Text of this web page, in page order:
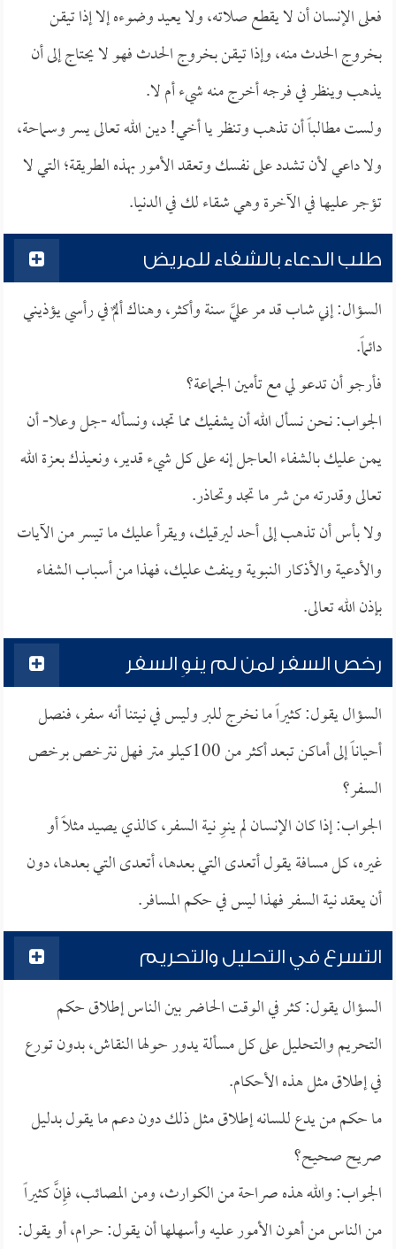
فعلى الإنسان أن لا يقطع صلاته، ولا يعيد وضوءه إلا إذا تيقن
بخروج الحدث منه، وإذا تيقن بخروج الحدث فهو لا يحتاج إلى أن
يذهب وينظر في فرجه أخرج منه شيء أم لا.
ولست مطالباً أن تذهب وتنظر يا أخي! دين الله تعالى يسر وسماحة،
ولا داعي لأن تشدد على نفسك وتعقد الأمور بهذه الطريقة؛ التي لا
تؤجر عليها في الآخرة وهي شقاء لك في الدنيا.
طلب الدعاء بالشفاء للمريض
السؤال: إني شاب قد مر عليَّ سنة وأكثر، وهناك ألمٌ في رأسي يؤذيني
دائماً.
فأرجو أن تدعو لي مع تأمين الجماعة؟
الجواب: نحن نسأل الله أن يشفيك مما تجد، ونسأله -جل وعلا- أن
يمن عليك بالشفاء العاجل إنه على كل شيء قدير، ونعيذك بعزة الله
تعالى وقدرته من شر ما تجد وتحاذر.
ولا بأس أن تذهب إلى أحد ليرقيك، ويقرأ عليك ما تيسر من الآيات
والأدعية والأذكار النبوية وينفث عليك، فهذا من أسباب الشفاء
بإذن الله تعالى.
رخص السفر لمن لم ينوِ السفر
السؤال يقول: كثيراً ما نخرج للبر وليس في نيتنا أنه سفر، فنصل
أحياناً إلى أماكن تبعد أكثر من 100كيلو متر فهل نترخص برخص
السفر؟
الجواب: إذا كان الإنسان لم ينوِ نية السفر، كالذي يصيد مثلاً أو
غيره، كل مسافة يقول أتعدى التي بعدها، أتعدى التي بعدها، دون
أن يعقد نية السفر فهذا ليس في حكم المسافر.
التسرع في التحليل والتحريم
السؤال يقول: كثر في الوقت الحاضر بين الناس إطلاق حكم
التحريم والتحليل على كل مسألة يدور حولها النقاش، بدون تورع
في إطلاق مثل هذه الأحكام.
ما حكم من يدع للسانه إطلاق مثل ذلك دون دعم ما يقول بدليل
صريح صحيح؟
الجواب: والله هذه صراحة من الكوارث، ومن المصائب، فإِنَّ كثيراً
من الناس من أهون الأمور عليه وأسهلها أن يقول: حرام، أو يقول: